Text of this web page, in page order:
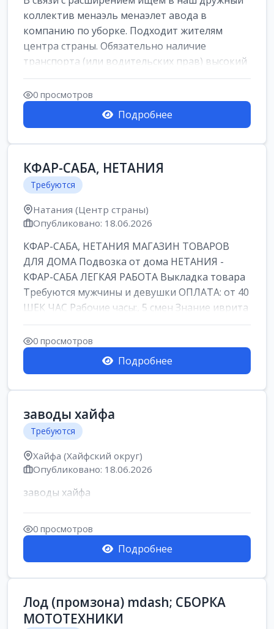
коллектив менаэль менаэлет авода в
компанию по уборке. Подходит жителям
центра страны. Обязательно наличие
транспорта (или водительских прав) высокий
уровень и...
0 просмотров
Подробнее
КФАР-САБА, НЕТАНИЯ
Требуются
Натания (Центр страны)
Опубликовано: 18.06.2026
КФАР-САБА, НЕТАНИЯ МАГАЗИН ТОВАРОВ
ДЛЯ ДОМА Подвозка от дома НЕТАНИЯ -
КФАР-САБА ЛЕГКАЯ РАБОТА Выкладка товара
Требуются мужчины и девушки ОПЛАТА: от 40
ШЕК ЧАС Рабочие часы:, 5 смен Знание иврита
не ...
0 просмотров
Подробнее
заводы хайфа
Требуются
Хайфа (Хайфский округ)
Опубликовано: 18.06.2026
заводы хайфа
0 просмотров
Подробнее
Лод (промзона) mdash; СБОРКА
МОТОТЕХНИКИ